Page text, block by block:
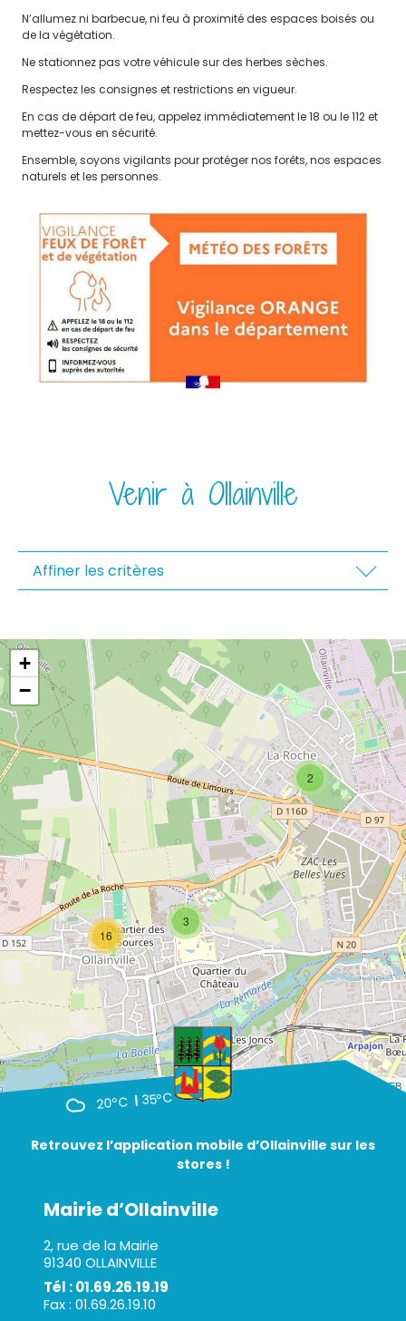
Infos pratiques
Parcours du Patrimoine
Les Belles Vues
Vie de Quartier
Circulation, stationnement et
sécurité
Guide municipal
ENFANCEJEUNESSE
Petite enfance
Accueil de loisirs
Vie scolaire
Espace Jeunes
services
ESPACEADMINISTRÉ
Contacts
Règlements intérieurs des
structures municipales
Comptes-rendus du conseil
Actes administratifs
(délibérations/décisions/arrêtés)
N’allumez ni barbecue, ni feu à proximité des espaces boisés ou
de la végétation.
Ne stationnez pas votre véhicule sur des herbes sèches.
Respectez les consignes et restrictions en vigueur.
En cas de départ de feu, appelez immédiatement le 18 ou le 112 et
mettez-vous en sécurité.
Ensemble, soyons vigilants pour protéger nos forêts, nos espaces
naturels et les personnes.
Venir à Ollainville
Affiner les critères
2
3
16
+
−
Leaflet A3 WEB
20°C 35°C
Retrouvez l’application mobile d’Ollainville sur les
stores !
Mairie d’Ollainville
2, rue de la Mairie
91340 OLLAINVILLE
Tél : 01.69.26.19.19
Fax : 01.69.26.19.10